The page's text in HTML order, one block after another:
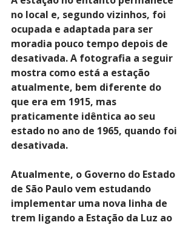
no local e, segundo vizinhos, foi
ocupada e adaptada para ser
moradia pouco tempo depois de
desativada. A fotografia a seguir
mostra como está a estação
atualmente, bem diferente do
que era em 1915, mas
praticamente idêntica ao seu
estado no ano de 1965, quando foi
desativada.
Atualmente, o Governo do Estado
de São Paulo vem estudando
implementar uma nova linha de
trem ligando a Estação da Luz ao